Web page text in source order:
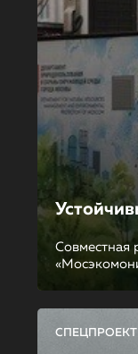
Совместная
СПЕЦПРОЕКТ